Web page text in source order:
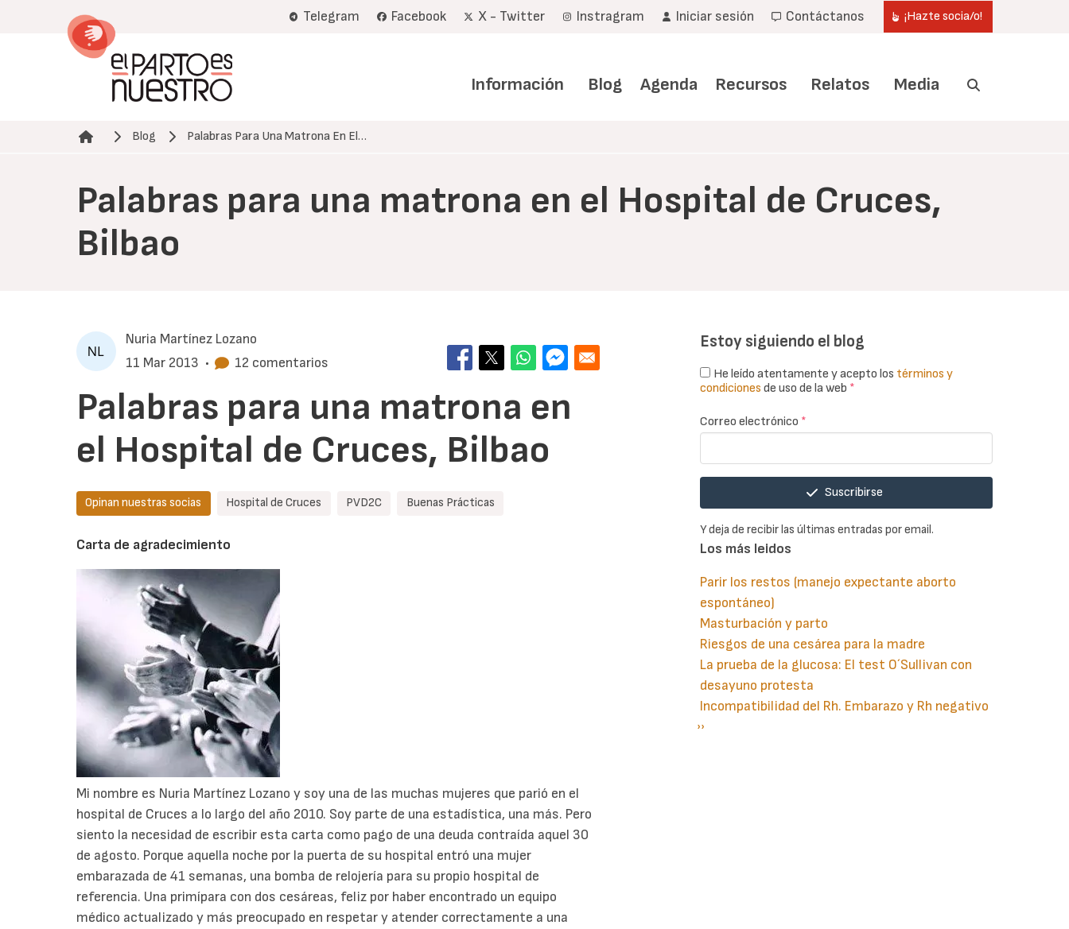
Telegram Facebook X - Twitter Instragram Iniciar sesión Contáctanos ¡Hazte socia/o!
Información Blog Agenda Recursos Relatos Media
Ruta de navegación
Blog Palabras Para Una Matrona En El…
Palabras para una matrona en el Hospital de Cruces,
Bilbao
Nuria Martínez Lozano
11 Mar 2013 • 12 comentarios
Palabras para una matrona en
el Hospital de Cruces, Bilbao
Opinan nuestras socias Hospital de Cruces PVD2C Buenas Prácticas
Carta de agradecimiento
Mi nombre es Nuria Martínez Lozano y soy una de las muchas mujeres que parió en el
hospital de Cruces a lo largo del año 2010. Soy parte de una estadística, una más. Pero
siento la necesidad de escribir esta carta como pago de una deuda contraída aquel 30
de agosto. Porque aquella noche por la puerta de su hospital entró una mujer
embarazada de 41 semanas, una bomba de relojería para su propio hospital de
referencia. Una primípara con dos cesáreas, feliz por haber encontrado un equipo
médico actualizado y más preocupado en respetar y atender correctamente a una
Estoy siguiendo el blog
He leído atentamente y acepto los términos y
condiciones de uso de la web *
Correo electrónico *
Suscribirse
Y deja de recibir las últimas entradas por email.
Los más leidos
Parir los restos (manejo expectante aborto
espontáneo)
Masturbación y parto
Riesgos de una cesárea para la madre
La prueba de la glucosa: El test O´Sullivan con
desayuno protesta
Incompatibilidad del Rh. Embarazo y Rh negativo
Paginación
Siguiente
››